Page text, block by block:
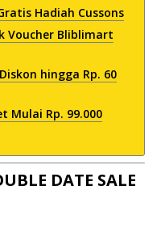
Hadiah Cussons
Voucher Bliblimart
hingga Rp. 60
Mulai Rp. 99.000
DATE SALE